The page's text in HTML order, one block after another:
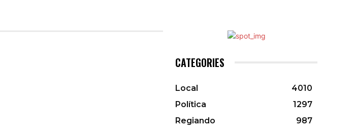
CATEGORIES
Local
4010
Política
1297
Regiando
987